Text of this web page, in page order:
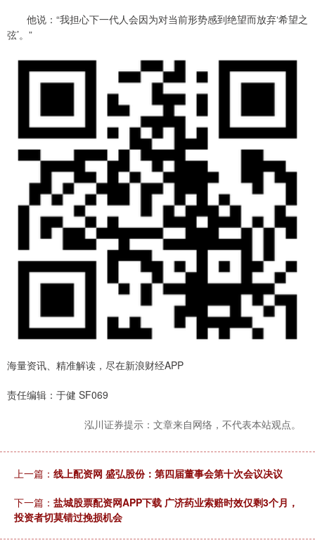
他说：“我担心下一代人会因为对当前形势感到绝望而放弃‘希望之
弦’。”
海量资讯、精准解读，尽在新浪财经APP
责任编辑：于健 SF069
泓川证券提示：文章来自网络，不代表本站观点。
上一篇： 线上配资网 盛弘股份：第四届董事会第十次会议决议
下一篇： 盐城股票配资网APP下载 广济药业索赔时效仅剩3个月，
投资者切莫错过挽损机会